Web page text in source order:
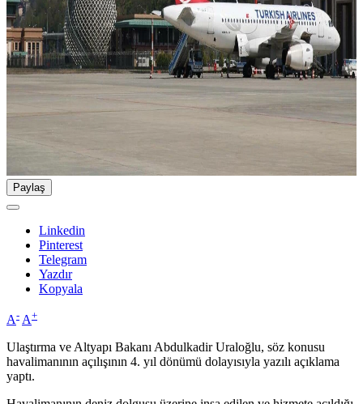
Paylaş
Linkedin
Pinterest
Telegram
Yazdır
Kopyala
A- A+
Ulaştırma ve Altyapı Bakanı Abdulkadir Uraloğlu, söz konusu
havalimanının açılışının 4. yıl dönümü dolayısıyla yazılı açıklama
yaptı.